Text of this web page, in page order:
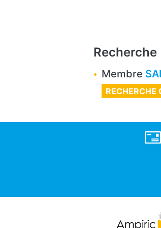
Recherche
Membre
RECHERCHE